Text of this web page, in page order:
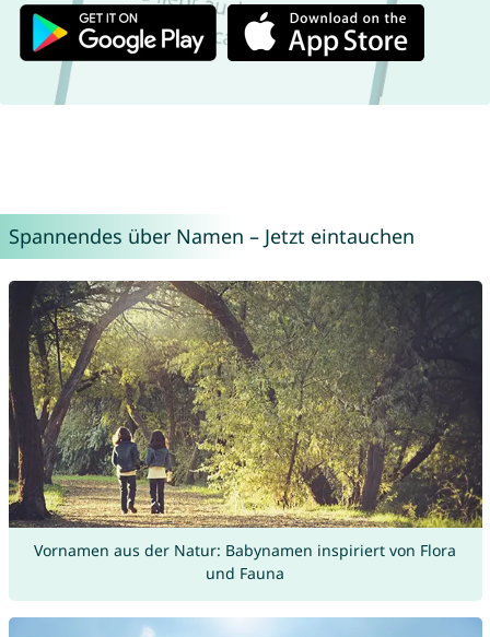
Spannendes über Namen – Jetzt eintauchen
Vornamen aus der Natur: Babynamen inspiriert von Flora
und Fauna